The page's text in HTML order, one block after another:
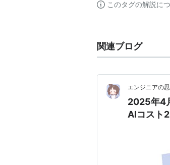
このタグの解説に
関連ブログ
エンジニアの
2025年4
AIコスト